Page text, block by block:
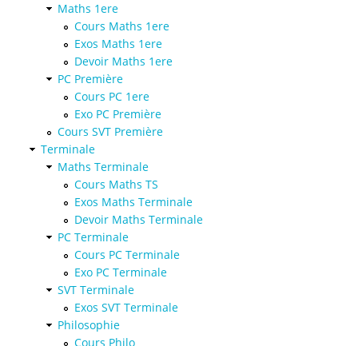
Maths 1ere
Cours Maths 1ere
Exos Maths 1ere
Devoir Maths 1ere
PC Première
Cours PC 1ere
Exo PC Première
Cours SVT Première
Terminale
Maths Terminale
Cours Maths TS
Exos Maths Terminale
Devoir Maths Terminale
PC Terminale
Cours PC Terminale
Exo PC Terminale
SVT Terminale
Exos SVT Terminale
Philosophie
Cours Philo